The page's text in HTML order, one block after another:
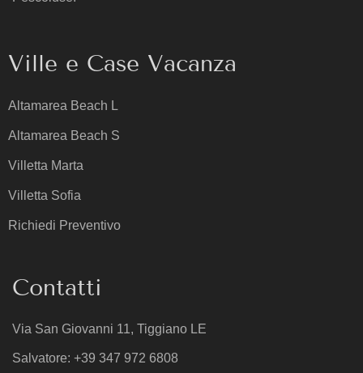
Ville e Case Vacanza
Altamarea Beach L
Altamarea Beach S
Villetta Marta
Villetta Sofia
Richiedi Preventivo
Contatti
Via San Giovanni 11, Tiggiano LE
Salvatore: +39 347 972 6808